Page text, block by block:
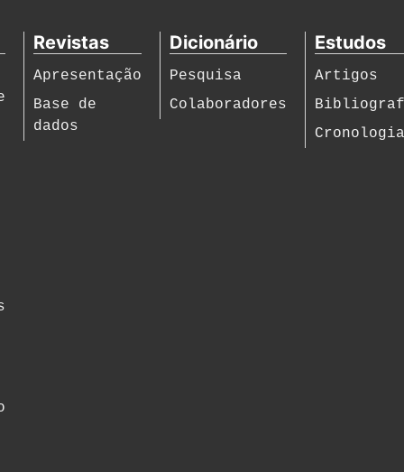
Revistas
Apresentação
Base de
dados
Dicionário
Pesquisa
Colaboradores
Estudos
Artigos